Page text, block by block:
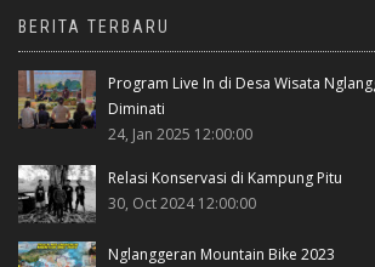
BERITA TERBARU
Program Live In di Desa Wisata
Diminati
24, Jan 2025 12:00:00
Relasi Konservasi di Kampung Pitu
30, Oct 2024 12:00:00
Nglanggeran Mountain Bike 2023